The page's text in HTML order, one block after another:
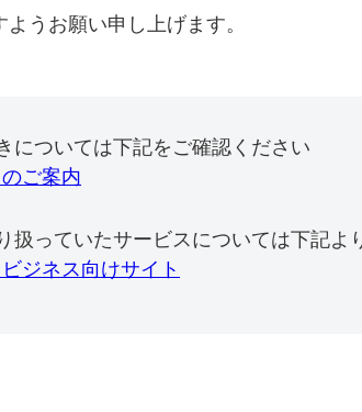
うお願い申し上げます。
については下記をご確認ください
ご案内
扱っていたサービスについては下記よ
ジネス向けサイト